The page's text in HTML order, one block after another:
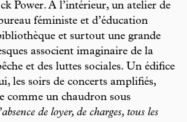
Power. À l’intérieur, un atelier de
féministe et d’éducation
et surtout une grande
associent imaginaire de la
et des luttes sociales. Un édifice
les soirs de concerts amplifiés,
comme un chaudron sous
de loyer, de charges, tous les